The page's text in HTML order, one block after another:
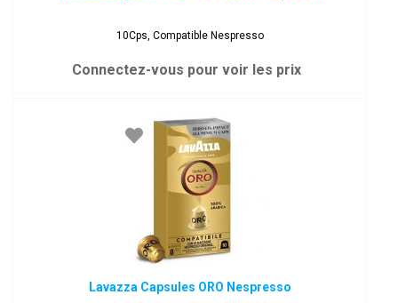
10Cps, Compatible Nespresso
Connectez-vous pour voir les prix
Lavazza Capsules ORO Nespresso